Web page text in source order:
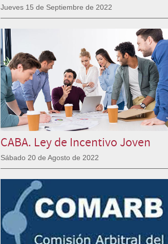
Jueves 15 de Septiembre de 2022
CABA. Ley de Incentivo Joven
Sábado 20 de Agosto de 2022